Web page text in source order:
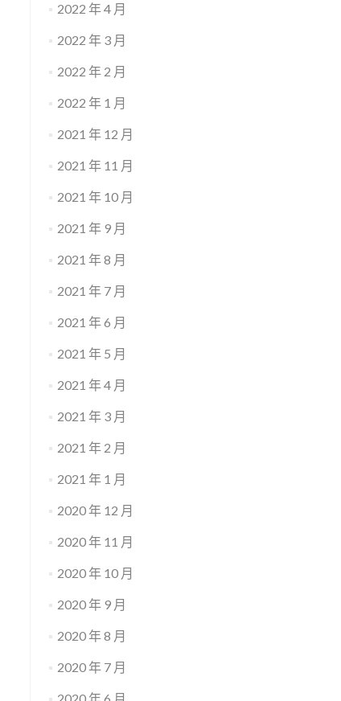
2022 年 4 月
2022 年 3 月
2022 年 2 月
2022 年 1 月
2021 年 12 月
2021 年 11 月
2021 年 10 月
2021 年 9 月
2021 年 8 月
2021 年 7 月
2021 年 6 月
2021 年 5 月
2021 年 4 月
2021 年 3 月
2021 年 2 月
2021 年 1 月
2020 年 12 月
2020 年 11 月
2020 年 10 月
2020 年 9 月
2020 年 8 月
2020 年 7 月